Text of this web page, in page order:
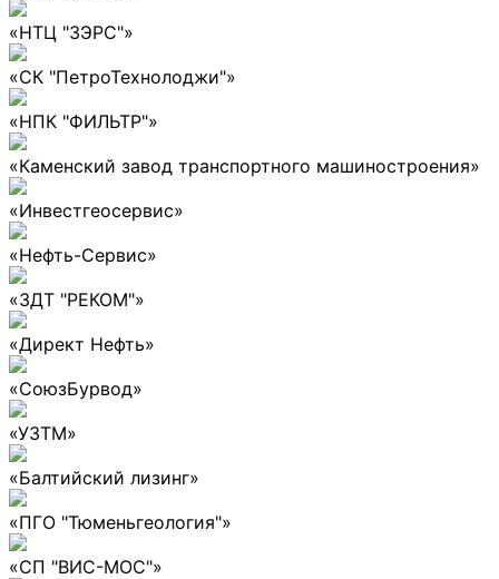
«НТЦ "ЗЭРС"»
«СК "ПетроТехнолоджи"»
«НПК "ФИЛЬТР"»
«Каменский завод транспортного машиностроения»
«Инвестгеосервис»
«Нефть-Сервис»
«ЗДТ "РЕКОМ"»
«Директ Нефть»
«СоюзБурвод»
«УЗТМ»
«Балтийский лизинг»
«ПГО "Тюменьгеология"»
«СП "ВИС-МОС"»